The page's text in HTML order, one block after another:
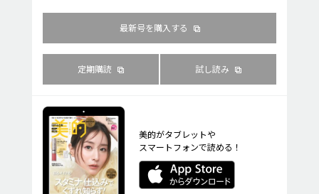
最新号を購入する
定期購読 試し読み
美的がタブレットや
スマートフォンで読める！